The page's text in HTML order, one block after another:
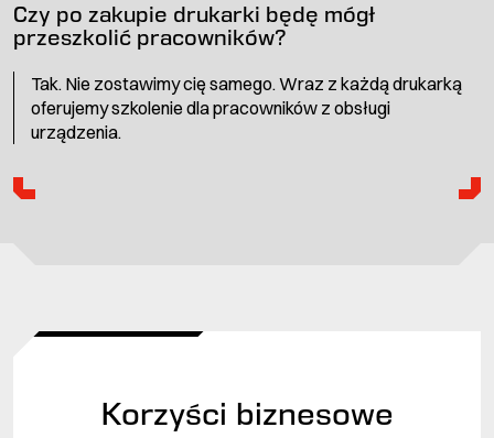
Czy po zakupie drukarki będę mógł
przeszkolić pracowników?
Tak. Nie zostawimy cię samego. Wraz z każdą drukarką
oferujemy szkolenie dla pracowników z obsługi
urządzenia.
Korzyści biznesowe